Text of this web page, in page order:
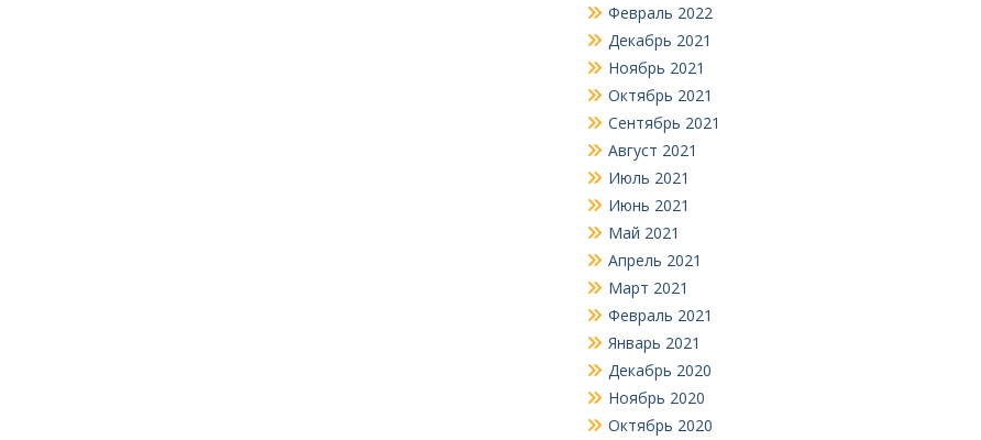
Февраль 2022
Декабрь 2021
Ноябрь 2021
Октябрь 2021
Сентябрь 2021
Август 2021
Июль 2021
Июнь 2021
Май 2021
Апрель 2021
Март 2021
Февраль 2021
Январь 2021
Декабрь 2020
Ноябрь 2020
Октябрь 2020